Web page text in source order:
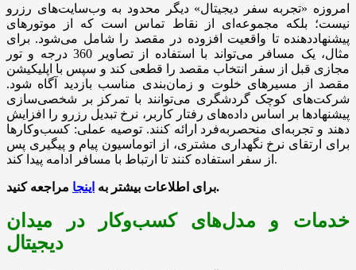
امروزه «تجربه سفر دیجیتال» دیگر محدود به وب‌سایت‌های رزرو
نیست؛ بلکه مجموعه‌ای از نقاط تماس است که از موتورهای
پیشنهاددهنده تا واقعیت افزوده در مقصد را شامل می‌شود. برای
مثال، یک مسافر می‌تواند با استفاده از تصاویر 360 درجه و تور
مجازی قبل از سفر انتخاب مقصد را قطعی کند و سپس با اپلیکیشن
مقصد از مسیرهای خلوت و زمان‌بندی مناسب بازدید آگاه شود.
شرکت‌های کوچک گردشگری می‌توانند با تمرکز بر شخصی‌سازی
پیشنهادها بر اساس داده‌های رفتار کاربر، نرخ تبدیل رزرو را افزایش
دهند و تجربه‌ای منحصربه‌فرد ارائه کنند. توصیه عملی: کسب‌وکارها
برای ارتقای نرخ نگهداری مشتری، از اتوماسیون پیام و پیگیری پس
از سفر استفاده کنند تا ارتباط با مسافر ادامه پیدا کند.
برای اطلاعات بیشتر به اینجا مراجعه کنید.
خدمات و مدل‌های کسب‌وکار در میدان
دیجیتال